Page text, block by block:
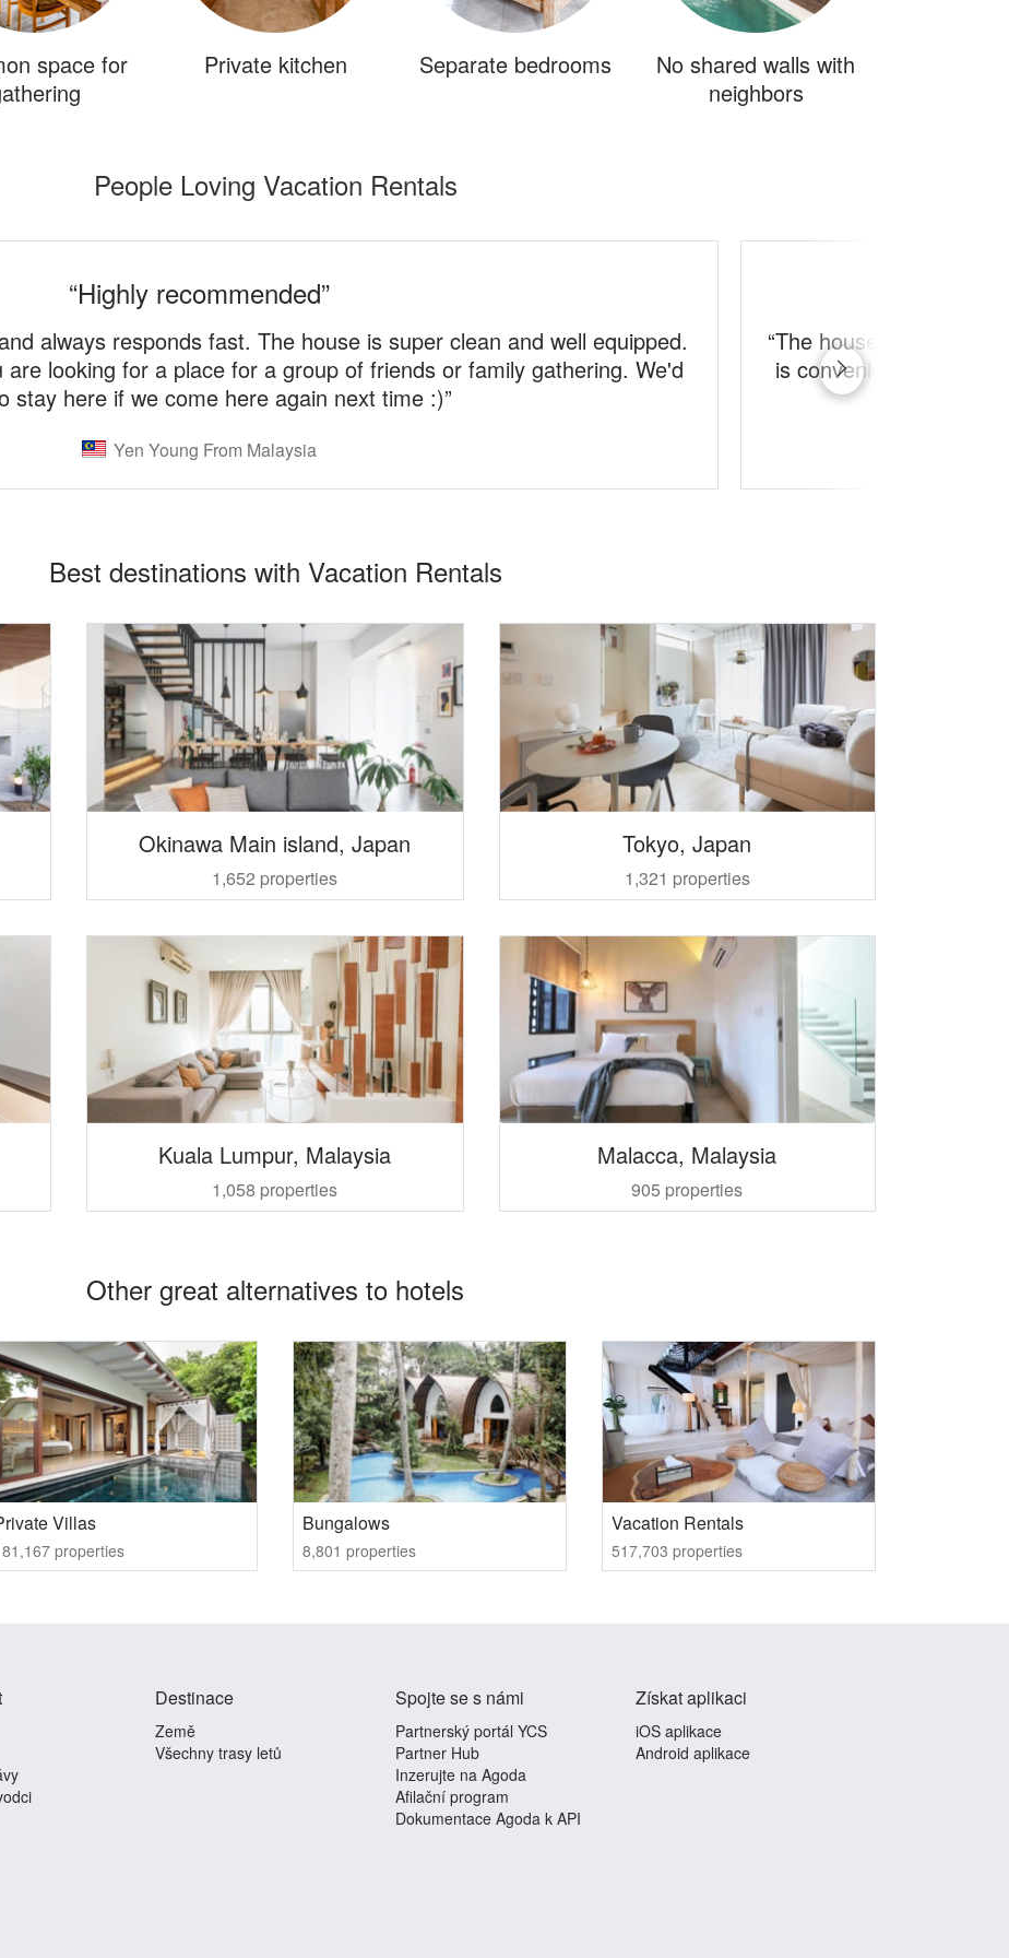
space for
Private kitchen Separate bedrooms
No shared walls with
neighbors
People Loving Vacation Rentals
“Highly recommended”
always responds fast. The house is super clean and well equipped.
looking for a place for a group of friends or family gathering. We'd
stay here if we come here again next time :)”
Yen Young From Malaysia
“The house is very
is convenient as it is
Best destinations with Vacation Rentals
Okinawa Main island, Japan
1,652 properties
Tokyo, Japan
1,321 properties
Kuala Lumpur, Malaysia
1,058 properties
Malacca, Malaysia
905 properties
Other great alternatives to hotels
Villas
properties
Bungalows
8,801 properties
Vacation Rentals
517,703 properties
Destinace
Země
Všechny trasy letů
Spojte se s námi
Partnerský portál YCS
Partner Hub
Inzerujte na Agoda
Afilační program
Dokumentace Agoda k API
Získat aplikaci
iOS aplikace
Android aplikace